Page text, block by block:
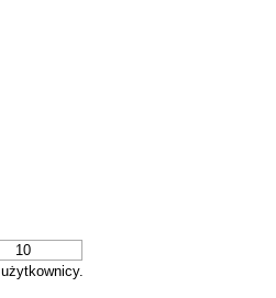
10
użytkownicy.